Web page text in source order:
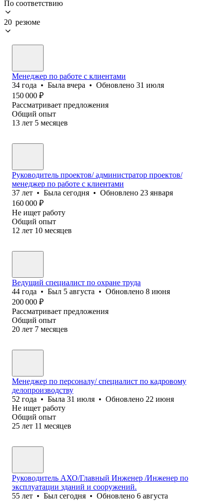
По соответствию
20 резюме
Менеджер по работе с клиентами
34 года • Была вчера • Обновлено 31 июля
150 000 ₽
Рассматривает предложения
Общий опыт
13 лет 5 месяцев
Руководитель проектов/ администратор проектов/
менеджер по работе с клиентами
37 лет • Была сегодня • Обновлено 23 января
160 000 ₽
Не ищет работу
Общий опыт
12 лет 10 месяцев
Ведущий специалист по охране труда
44 года • Был 5 августа • Обновлено 8 июня
200 000 ₽
Рассматривает предложения
Общий опыт
20 лет 7 месяцев
Менеджер по персоналу/ специалист по кадровому
делопроизводству
52 года • Была 31 июля • Обновлено 22 июня
Не ищет работу
Общий опыт
25 лет 11 месяцев
Руководитель АХО/Главный Инженер /Инженер по
эксплуатации зданий и сооружений.
55 лет • Был сегодня • Обновлено 6 августа